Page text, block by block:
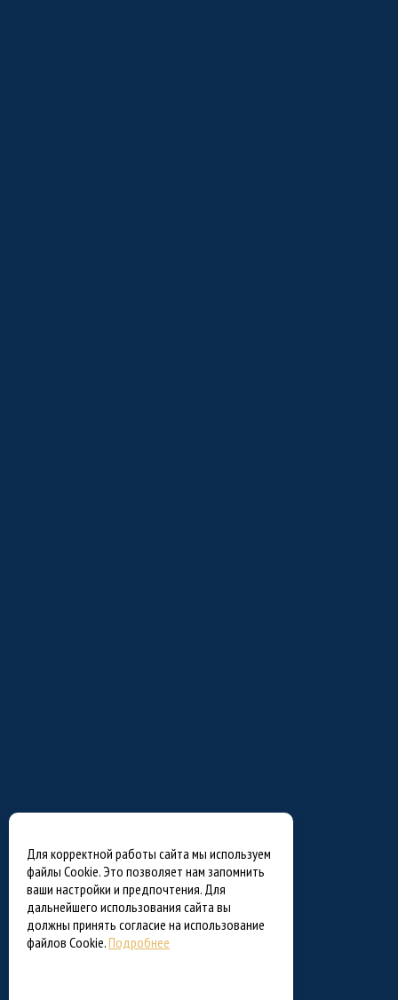
Для корректной работы сайта мы используем
файлы Cookie. Это позволяет нам запомнить
ваши настройки и предпочтения. Для
дальнейшего использования сайта вы
должны принять согласие на использование
файлов Cookie.Подробнее